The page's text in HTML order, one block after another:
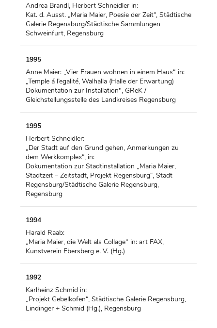
Andrea Brandl, Herbert Schneidler in:
Kat. d. Ausst. „Maria Maier, Poesie der Zeit“, Städtische
Galerie Regensburg/Städtische Sammlungen
Schweinfurt, Regensburg
1995
Anne Maier: „Vier Frauen wohnen in einem Haus“ in:
„Temple á l’egalité, Walhalla (Halle der Erwartung)
Dokumentation zur Installation", GReK /
Gleichstellungsstelle des Landkreises Regensburg
1995
Herbert Schneidler:
„Der Stadt auf den Grund gehen, Anmerkungen zu
dem Werkkomplex“, in:
Dokumentation zur Stadtinstallation „Maria Maier,
Stadtzeit – Zeitstadt, Projekt Regensburg“, Stadt
Regensburg/Städtische Galerie Regensburg,
Regensburg
1994
Harald Raab:
„Maria Maier, die Welt als Collage“ in: art FAX,
Kunstverein Ebersberg e. V. (Hg.)
1992
Karlheinz Schmid in:
„Projekt Gebelkofen“, Städtische Galerie Regensburg,
Lindinger + Schmid (Hg.), Regensburg